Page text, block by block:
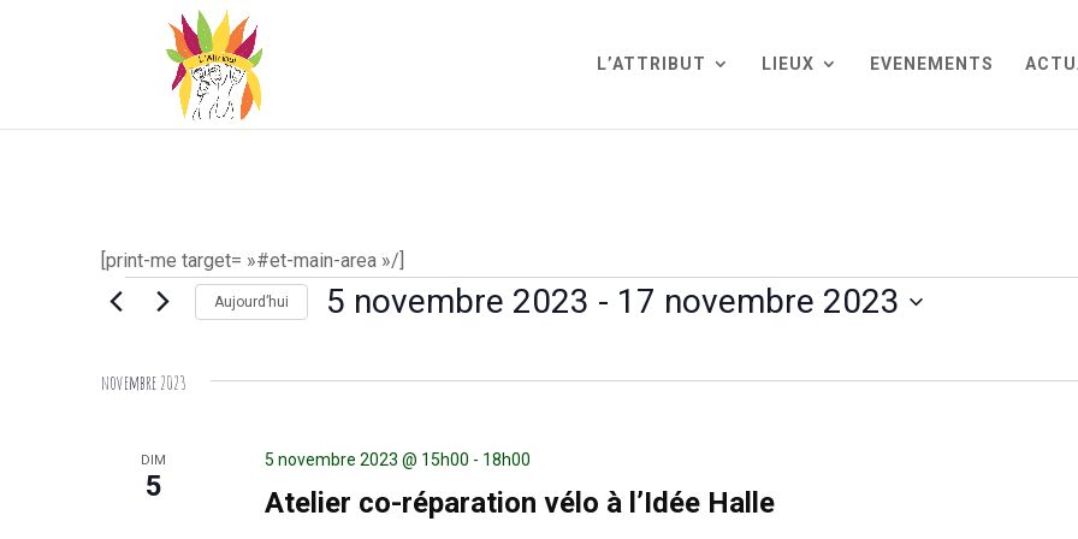
L’ATTRIBUT LIEUX EVENEMENTS
[print-me target= »#et-main-area »/]
ÉvènementsAujourd’hui 5 novembre 2023 - 17 novembre 2023
novembre 2023
DIM
5 Atelier co-réparation vélo à l’Idée Halle
5 novembre 2023 @ 15h00 - 18h00